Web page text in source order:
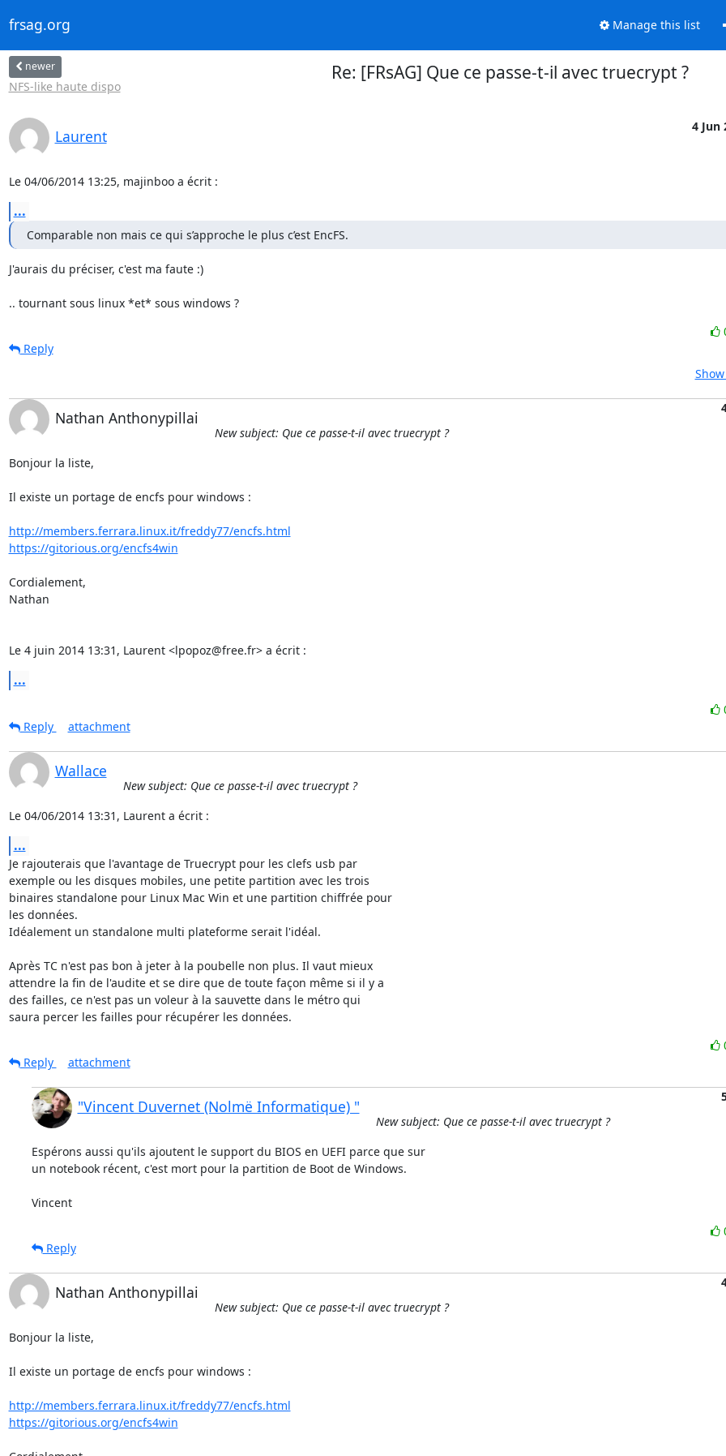
frsag.org Manage this list
newer
NFS-like haute dispo
Re: [FRsAG] Que ce passe-t-il avec truecrypt ?
Laurent
4 Jun
Le 04/06/2014 13:25, majinboo a écrit :
...
Comparable non mais ce qui s’approche le plus c’est EncFS.
J'aurais du préciser, c'est ma faute :)
.. tournant sous linux *et* sous windows ?
Reply
Nathan Anthonypillai
New subject: Que ce passe-t-il avec truecrypt ?
Bonjour la liste,
Il existe un portage de encfs pour windows :
http://members.ferrara.linux.it/freddy77/encfs.html
https://gitorious.org/encfs4win
Cordialement,
Nathan
Le 4 juin 2014 13:31, Laurent <lpopoz@free.fr> a écrit :
...
Reply
attachment
Wallace
New subject: Que ce passe-t-il avec truecrypt ?
Le 04/06/2014 13:31, Laurent a écrit :
...
Je rajouterais que l'avantage de Truecrypt pour les clefs usb par
exemple ou les disques mobiles, une petite partition avec les trois
binaires standalone pour Linux Mac Win et une partition chiffrée pour
les données.
Idéalement un standalone multi plateforme serait l'idéal.
Après TC n'est pas bon à jeter à la poubelle non plus. Il vaut mieux
attendre la fin de l'audite et se dire que de toute façon même si il y a
des failles, ce n'est pas un voleur à la sauvette dans le métro qui
saura percer les failles pour récupérer les données.
Reply
attachment
"Vincent Duvernet (Nolmë Informatique) "
New subject: Que ce passe-t-il avec truecrypt ?
Espérons aussi qu'ils ajoutent le support du BIOS en UEFI parce que sur
un notebook récent, c'est mort pour la partition de Boot de Windows.
Vincent
Reply
Nathan Anthonypillai
New subject: Que ce passe-t-il avec truecrypt ?
Bonjour la liste,
Il existe un portage de encfs pour windows :
http://members.ferrara.linux.it/freddy77/encfs.html
https://gitorious.org/encfs4win